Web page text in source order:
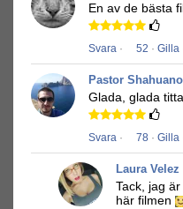
En av de bästa
Svara · 52 · Gilla
Pastor Shahuano
Glada, glada
Svara · 78 · Gilla
Laura
Tack, jag
här filmen